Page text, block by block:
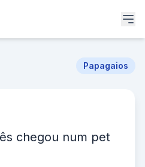
Papagaios
chegou num pet